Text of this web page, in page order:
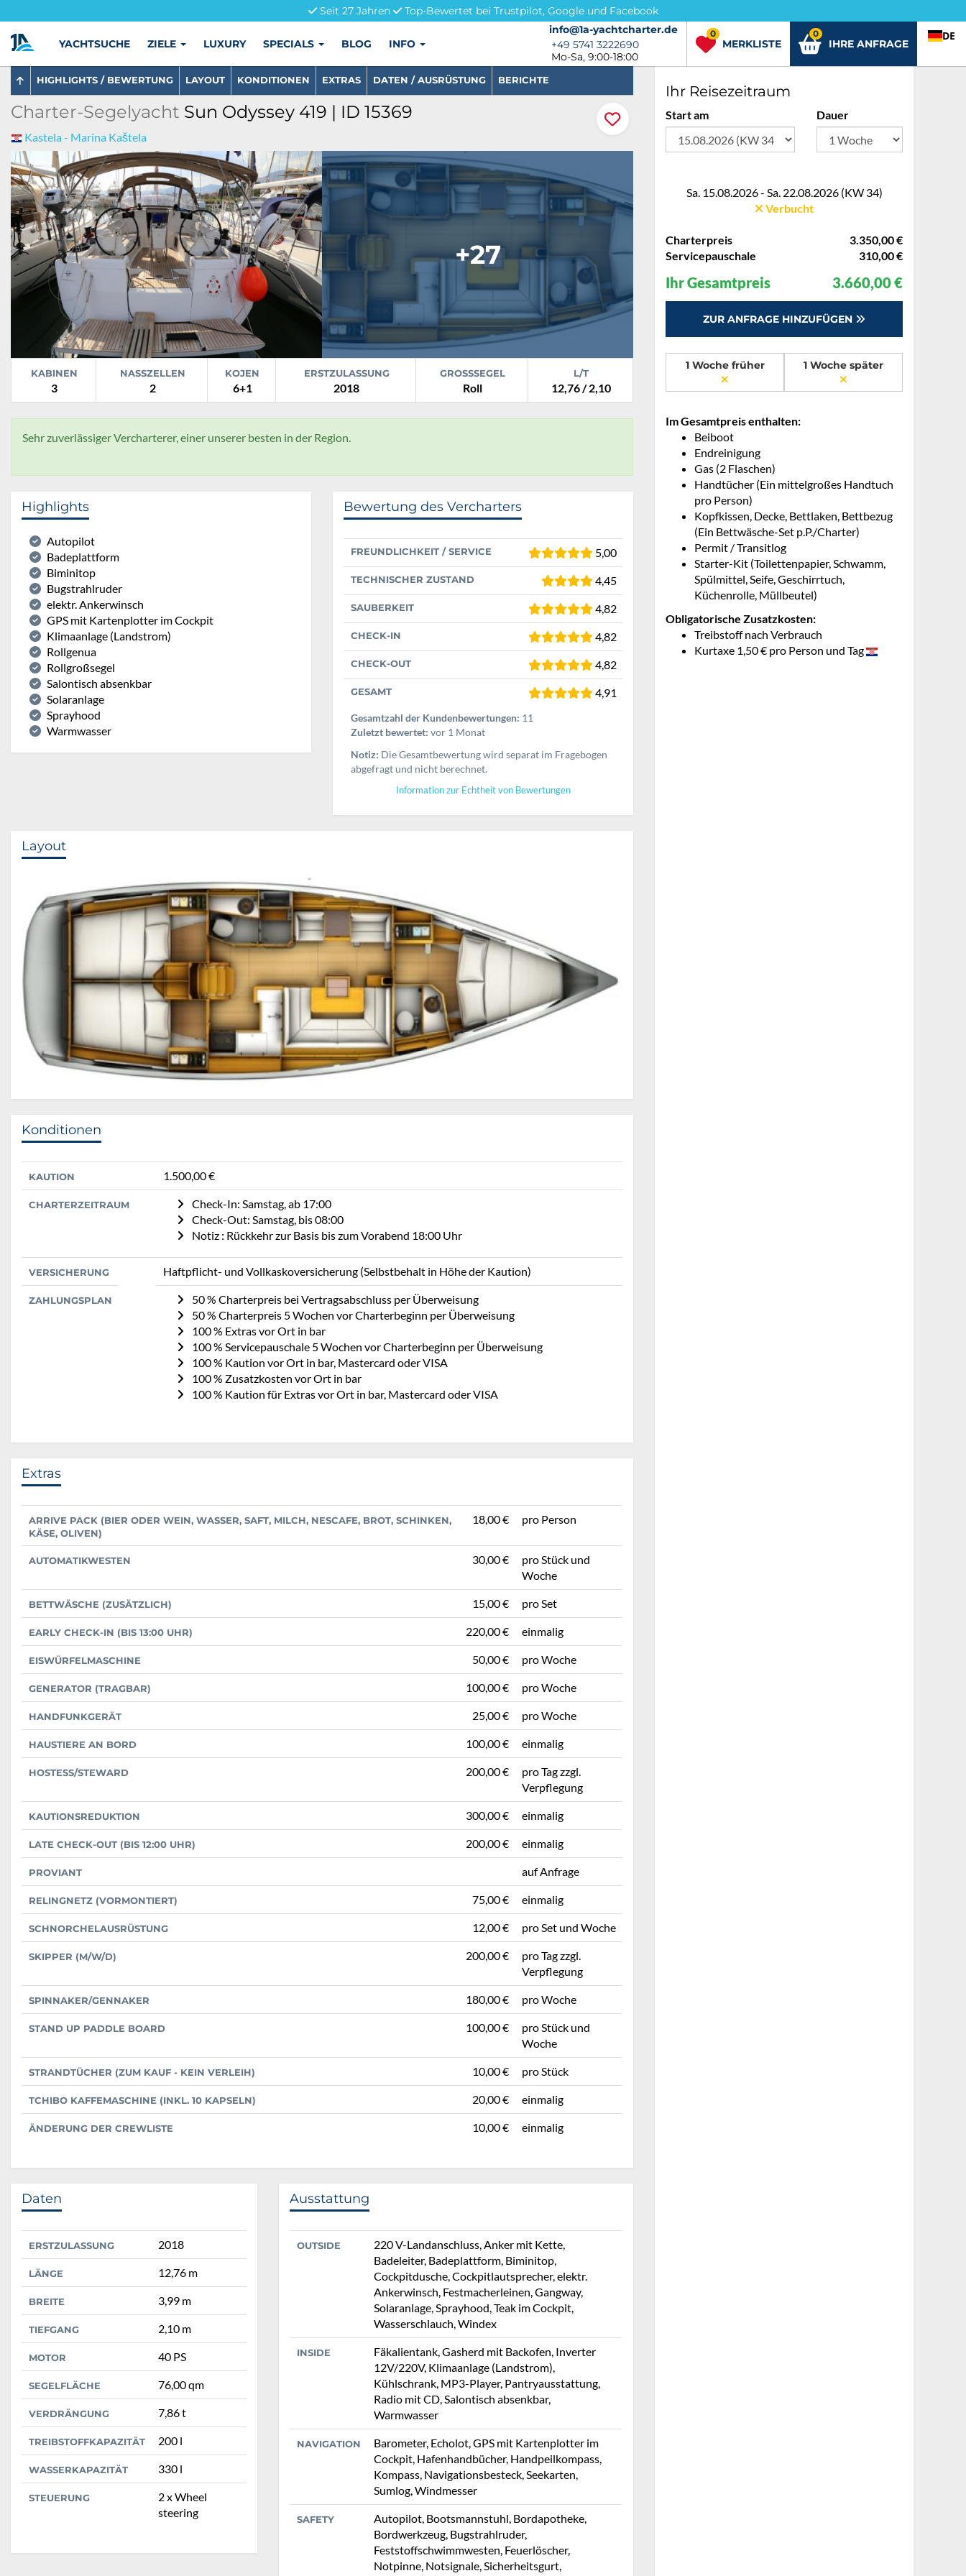
Seit 27 Jahren
Top-Bewertet bei Trustpilot, Google und Facebook
info@1a-yachtcharter.de
info@1a-yachtcharter.de
+49 5741 3222690
+49 5741 3222690
Mo-Sa, 9:00-18:00
MERKLISTE
0
IHRE ANFRAGE
0 DE
YACHTSUCHE ZIELE LUXURY SPECIALS BLOG INFO
HIGHLIGHTS / BEWERTUNG LAYOUT KONDITIONEN EXTRAS DATEN / AUSRÜSTUNG BERICHTE
Charter-Segelyacht Sun Odyssey 419 | ID 15369
Kastela - Marina Kaštela
+27
KABINEN
3
NASSZELLEN
2
KOJEN
6+1
ERSTZULASSUNG
2018
GROSSSEGEL
Roll
L/T
12,76 / 2,10
Sehr zuverlässiger Vercharterer, einer unserer besten in der Region.
Highlights
Autopilot
Badeplattform
Biminitop
Bugstrahlruder
elektr. Ankerwinsch
GPS mit Kartenplotter im Cockpit
Klimaanlage (Landstrom)
Rollgenua
Rollgroßsegel
Salontisch absenkbar
Solaranlage
Sprayhood
Warmwasser
Bewertung des Vercharters
FREUNDLICHKEIT / SERVICE 5,00
TECHNISCHER ZUSTAND 4,45
SAUBERKEIT 4,82
CHECK-IN 4,82
CHECK-OUT 4,82
GESAMT 4,91
Gesamtzahl der Kundenbewertungen: 11
Zuletzt bewertet: vor 1 Monat
Notiz: Die Gesamtbewertung wird separat im Fragebogen
abgefragt und nicht berechnet.
Information zur Echtheit von Bewertungen
Layout
Konditionen
KAUTION 1.500,00 €
CHARTERZEITRAUM
Check-In: Samstag, ab 17:00
Check-Out: Samstag, bis 08:00
Notiz : Rückkehr zur Basis bis zum Vorabend 18:00 Uhr
VERSICHERUNG Haftpflicht- und Vollkaskoversicherung (Selbstbehalt in Höhe der Kaution)
ZAHLUNGSPLAN
50 % Charterpreis bei Vertragsabschluss per Überweisung
50 % Charterpreis 5 Wochen vor Charterbeginn per Überweisung
100 % Extras vor Ort in bar
100 % Servicepauschale 5 Wochen vor Charterbeginn per Überweisung
100 % Kaution vor Ort in bar, Mastercard oder VISA
100 % Zusatzkosten vor Ort in bar
100 % Kaution für Extras vor Ort in bar, Mastercard oder VISA
Extras
ARRIVE PACK (BIER ODER WEIN, WASSER, SAFT, MILCH, NESCAFE, BROT, SCHINKEN,
KÄSE, OLIVEN)
18,00 € pro Person
AUTOMATIKWESTEN 30,00 €
pro Stück und
Woche
BETTWÄSCHE (ZUSÄTZLICH) 15,00 € pro Set
EARLY CHECK-IN (BIS 13:00 UHR) 220,00 € einmalig
EISWÜRFELMASCHINE 50,00 € pro Woche
GENERATOR (TRAGBAR) 100,00 € pro Woche
HANDFUNKGERÄT 25,00 € pro Woche
HAUSTIERE AN BORD 100,00 € einmalig
HOSTESS/STEWARD 200,00 €
pro Tag zzgl.
Verpflegung
KAUTIONSREDUKTION 300,00 € einmalig
LATE CHECK-OUT (BIS 12:00 UHR) 200,00 € einmalig
PROVIANT auf Anfrage
RELINGNETZ (VORMONTIERT) 75,00 € einmalig
SCHNORCHELAUSRÜSTUNG 12,00 € pro Set und Woche
SKIPPER (M/W/D) 200,00 €
pro Tag zzgl.
Verpflegung
SPINNAKER/GENNAKER 180,00 € pro Woche
STAND UP PADDLE BOARD 100,00 €
pro Stück und
Woche
STRANDTÜCHER (ZUM KAUF - KEIN VERLEIH) 10,00 € pro Stück
TCHIBO KAFFEMASCHINE (INKL. 10 KAPSELN) 20,00 € einmalig
ÄNDERUNG DER CREWLISTE 10,00 € einmalig
Daten
ERSTZULASSUNG 2018
LÄNGE 12,76 m
BREITE 3,99 m
TIEFGANG 2,10 m
MOTOR 40 PS
SEGELFLÄCHE 76,00 qm
VERDRÄNGUNG 7,86 t
TREIBSTOFFKAPAZITÄT 200 l
WASSERKAPAZITÄT 330 l
STEUERUNG
2 x Wheel
steering
Ausstattung
OUTSIDE
220 V-Landanschluss, Anker mit Kette,
Badeleiter, Badeplattform, Biminitop,
Cockpitdusche, Cockpitlautsprecher, elektr.
Ankerwinsch, Festmacherleinen, Gangway,
Solaranlage, Sprayhood, Teak im Cockpit,
Wasserschlauch, Windex
INSIDE
Fäkalientank, Gasherd mit Backofen, Inverter
12V/220V, Klimaanlage (Landstrom),
Kühlschrank, MP3-Player, Pantryausstattung,
Radio mit CD, Salontisch absenkbar,
Warmwasser
NAVIGATION
Barometer, Echolot, GPS mit Kartenplotter im
Cockpit, Hafenhandbücher, Handpeilkompass,
Kompass, Navigationsbesteck, Seekarten,
Sumlog, Windmesser
SAFETY
Autopilot, Bootsmannstuhl, Bordapotheke,
Bordwerkzeug, Bugstrahlruder,
Feststoffschwimmwesten, Feuerlöscher,
Notpinne, Notsignale, Sicherheitsgurt,
Ihr Reisezeitraum
Start am Dauer
Sa. 15.08.2026 - Sa. 22.08.2026 (KW 34)
Verbucht
Charterpreis
3.350,00 €
Servicepauschale
310,00 €
Ihr Gesamtpreis 3.660,00 €
ZUR ANFRAGE HINZUFÜGEN
1 Woche früher 1 Woche später
Im Gesamtpreis enthalten:
Beiboot
Endreinigung
Gas (2 Flaschen)
Handtücher (Ein mittelgroßes Handtuch
pro Person)
Kopfkissen, Decke, Bettlaken, Bettbezug
(Ein Bettwäsche-Set p.P./Charter)
Permit / Transitlog
Starter-Kit (Toilettenpapier, Schwamm,
Spülmittel, Seife, Geschirrtuch,
Küchenrolle, Müllbeutel)
Obligatorische Zusatzkosten:
Treibstoff nach Verbrauch
Kurtaxe 1,50 € pro Person und Tag